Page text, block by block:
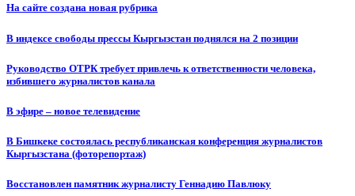
На сайте создана новая рубрика
В индексе свободы прессы Кыргызстан поднялся на 2 позиции
Руководство ОТРК требует привлечь к ответственности человека,
избившего журналистов канала
В эфире – новое телевидение
В Бишкеке состоялась республиканская конференция журналистов
Кыргызстана (фоторепортаж)
Восстановлен памятник журналисту Геннадию Павлюку